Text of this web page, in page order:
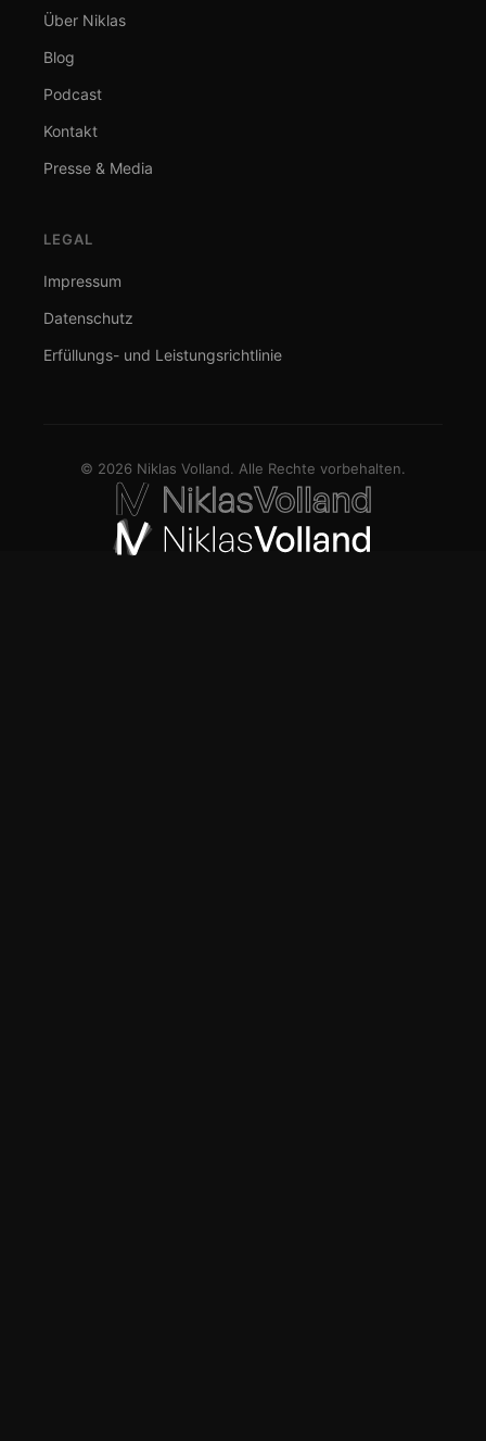
Über Niklas
Blog
Podcast
Kontakt
Presse & Media
LEGAL
Impressum
Datenschutz
Erfüllungs- und Leistungsrichtlinie
© 2026 Niklas Volland. Alle Rechte vorbehalten.